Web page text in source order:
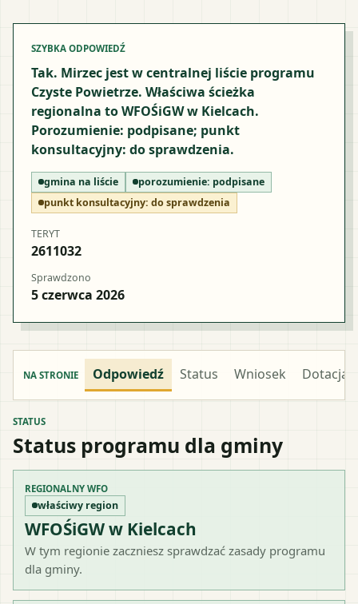
SZYBKA ODPOWIEDŹ
Tak. Mirzec jest w centralnej liście programu
Czyste Powietrze. Właściwa ścieżka
regionalna to WFOŚiGW w Kielcach.
Porozumienie: podpisane; punkt
konsultacyjny: do sprawdzenia.
gmina na liście porozumienie: podpisane
punkt konsultacyjny: do sprawdzenia
TERYT
2611032
Sprawdzono
5 czerwca 2026
NA STRONIE Odpowiedź Status Wniosek Dotacja
STATUS
Status programu dla gminy
REGIONALNY WFO
właściwy region
WFOŚiGW w Kielcach
W tym regionie zaczniesz sprawdzać zasady programu
dla gminy.